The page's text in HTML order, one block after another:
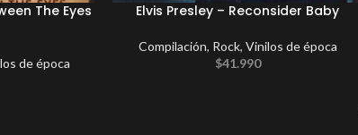
The Eyes
de época
Elvis Presley – Reconsider Baby
Compilación, Rock, Vinilos de época
$41.990